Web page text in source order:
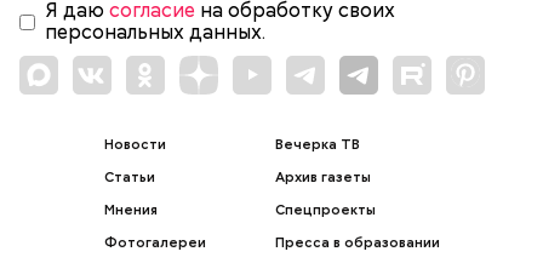
Я даю согласие на обработку своих
персональных данных.
Новости
Статьи
Мнения
Фотогалереи
Вечерка ТВ
Архив газеты
Спецпроекты
Пресса в образовании